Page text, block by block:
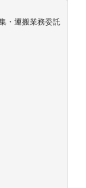
・運搬業務委託